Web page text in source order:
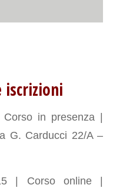
iscrizioni
Corso in presenza |
G. Carducci 22/A –
| Corso online |